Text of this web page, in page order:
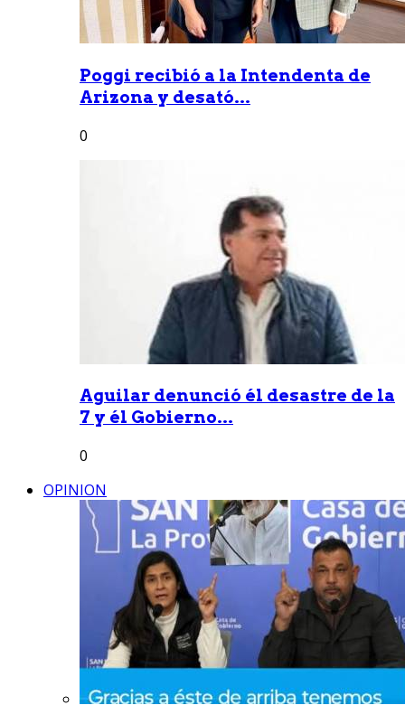
Poggi recibió a la Intendenta de
Arizona y desató...
0
Aguilar denunció él desastre de la
7 y él Gobierno...
0
OPINION